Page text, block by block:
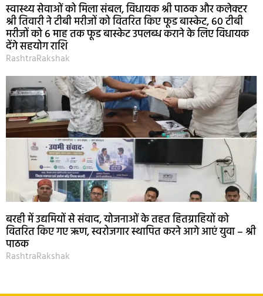
स्वास्थ्य सेवाओं को मिला संबल, विधायक श्री पाठक और कलेक्टर
श्री तिवारी ने टीबी मरीजों को वितरित किए फूड बास्केट, 60 टीबी
मरीजों को 6 माह तक फूड बास्केट उपलब्ध कराने के लिए विधायक
देंगे सहयोग राशि
RashtraRakshak
बरही में उद्यमियों से संवाद, योजनाओं के तहत हितग्राहियों को
वितरित किए गए ऋण, स्वरोजगार स्थापित करने आगे आएं युवा – श्री
पाठक
RashtraRakshak